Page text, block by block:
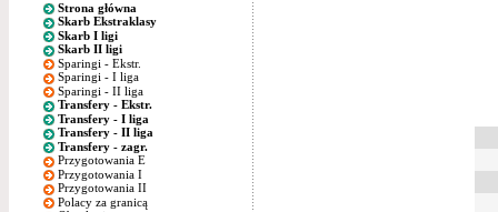
Strona główna
Skarb Ekstraklasy
Skarb I ligi
Skarb II ligi
Sparingi - Ekstr.
Sparingi - I liga
Sparingi - II liga
Transfery - Ekstr.
Transfery - I liga
Transfery - II liga
Transfery - zagr.
Przygotowania E
Przygotowania I
Przygotowania II
Polacy za granicą